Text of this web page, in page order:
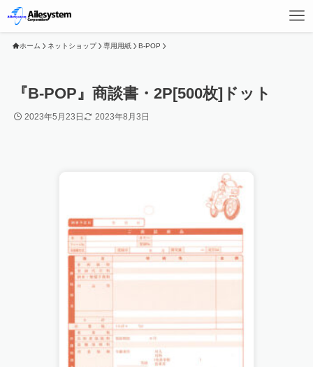
ホーム ネットショップ 専用用紙 B-POP
『B-POP』商談書・2P[500枚]ドット
2023年5月23日 2023年8月3日